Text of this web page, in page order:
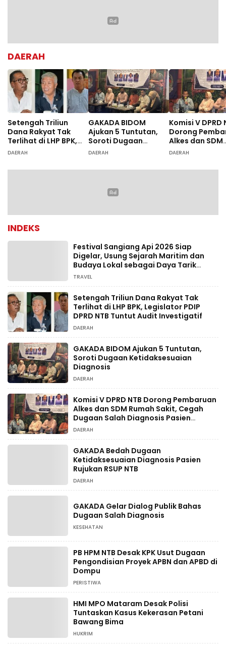
DAERAH
Setengah Triliun
Dana Rakyat Tak
Terlihat di LHP BPK,
Legislator PDIP DPRD
Investigatif
DAERAH
GAKADA BIDOM
Ajukan 5 Tuntutan,
Soroti Dugaan
Ketidaksesuaian
DAERAH
Komisi V DPRD
Dorong
Alkes dan SDM
Rumah Sakit,
Diagnosis
DAERAH
INDEKS
Festival Sangiang Api 2026 Siap
Digelar, Usung Sejarah Maritim dan
Budaya Lokal sebagai Daya Tarik
Wisata
TRAVEL
Setengah Triliun Dana Rakyat Tak
Terlihat di LHP BPK, Legislator PDIP
DPRD NTB Tuntut Audit Investigatif
DAERAH
GAKADA BIDOM Ajukan 5 Tuntutan,
Soroti Dugaan Ketidaksesuaian
Diagnosis
DAERAH
Komisi V DPRD NTB Dorong Pembaruan
Alkes dan SDM Rumah Sakit, Cegah
Dugaan Salah Diagnosis Pasien
Rujukan Bima-Dompu
DAERAH
GAKADA Bedah Dugaan
Ketidaksesuaian Diagnosis Pasien
Rujukan RSUP NTB
DAERAH
GAKADA Gelar Dialog Publik Bahas
Dugaan Salah Diagnosis
KESEHATAN
PB HPM NTB Desak KPK Usut Dugaan
Pengondisian Proyek APBN dan APBD di
Dompu
PERISTIWA
HMI MPO Mataram Desak Polisi
Tuntaskan Kasus Kekerasan Petani
Bawang Bima
HUKRIM